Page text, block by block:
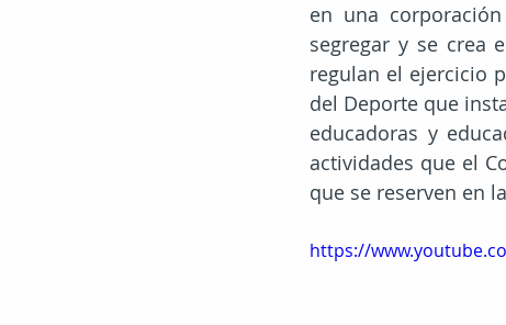
en una
segregar y se crea
regulan el ejercicio
del Deporte que
educadoras y
actividades que el
que se reserven en
https://